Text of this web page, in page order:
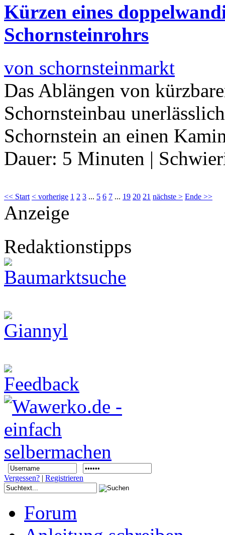
Kürzen eines
Schornsteinrohrs
von schornsteinmarkt
Das Ablängen von
Schornsteinbau
Schornstein an einen
Dauer: 5 Minuten |
<< Start < vorherige 1 2 3 ... 5 6 7 ... 19 20 21 nächste > Ende >>
Anzeige
Redaktionstipps
Vergessen? | Registrieren
Forum